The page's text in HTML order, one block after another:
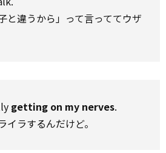
と違うから」って言っててウザ
getting on my nerves.
ラするんだけど。